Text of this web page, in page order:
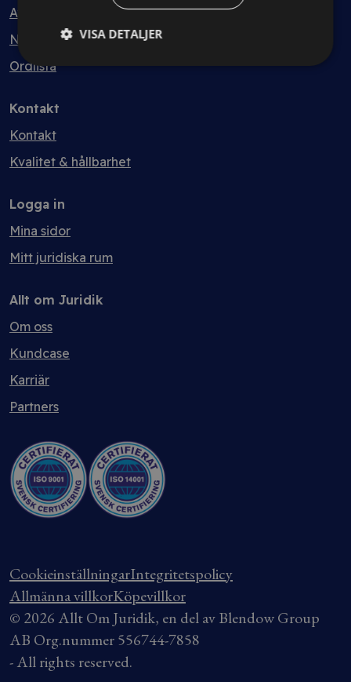
Avtalsmallar
Nyheter
Ordlista
Kontakt
Kontakt
Kvalitet & hållbarhet
Logga in
Mina sidor
Mitt juridiska rum
Allt om Juridik
Om oss
Kundcase
Karriär
Partners
CookieinställningarIntegritetspolicy
Allmänna villkorKöpevillkor
© 2026 Allt Om Juridik, en del av Blendow Group
AB Org.nummer 556744-7858
- All rights reserved.
VISA DETALJER